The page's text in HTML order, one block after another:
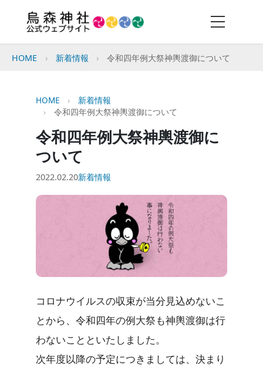
HOME 新着情報 令和四年例大祭神輿渡御について
HOME
新着情報
令和四年例大祭神輿渡御について
令和四年例大祭神輿渡御に
ついて
2022.02.20新着情報
コロナウイルスの収束が当分見込めないこ
とから、令和四年の例大祭も神輿渡御は行
わないことといたしました。
次年度以降の予定につきましては、決まり